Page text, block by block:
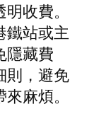
收費。
鐵站或主
隱藏費
則，避免
麻煩。